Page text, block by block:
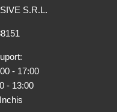
S.R.L.
- 17:00
- 13:00